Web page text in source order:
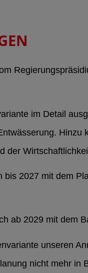
im Detail
Hinzu
der
2027 mit dem
ab 2029 mit dem
unseren
nicht mehr in